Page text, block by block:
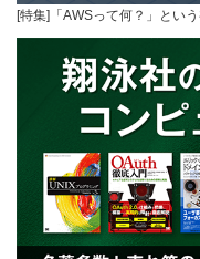
[特集]「AWSって何？」とい